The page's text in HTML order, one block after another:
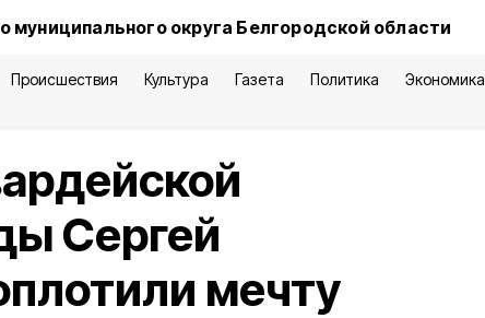
муниципального округа Белгородской области
Происшествия Культура Газета Политика Экономика
Сергей
мечту